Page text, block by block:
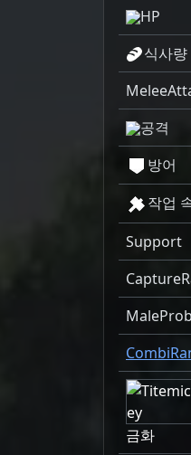
HP
식사량
공격
방어
작업
Support
금화